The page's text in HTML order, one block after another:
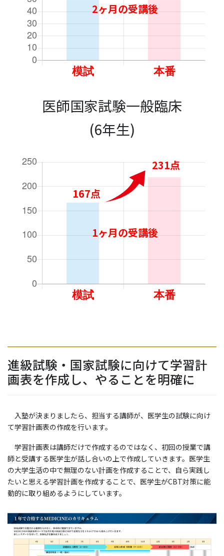
2ヶ月の受講後
医師国家試験一般臨床
(6年生)
167点
231点
1ヶ月の受講後
進級試験・国家試験に向けて学習計
画表を作成し、やることを明確に
入塾が決まりましたら、担当する講師が、医学生の試験に向け
て学習計画表の作成を行います。
学習計画表は講師だけで作成するのではなく、初回の授業で講
師と受講する医学生が話し合いの上で作成していきます。医学生
の大学生活の中で無理のない計画を作成することで、自ら実践し
たいと思える学習計画を作成することで、医学生がCBT対策に能
動的に取り組めるようにしています。